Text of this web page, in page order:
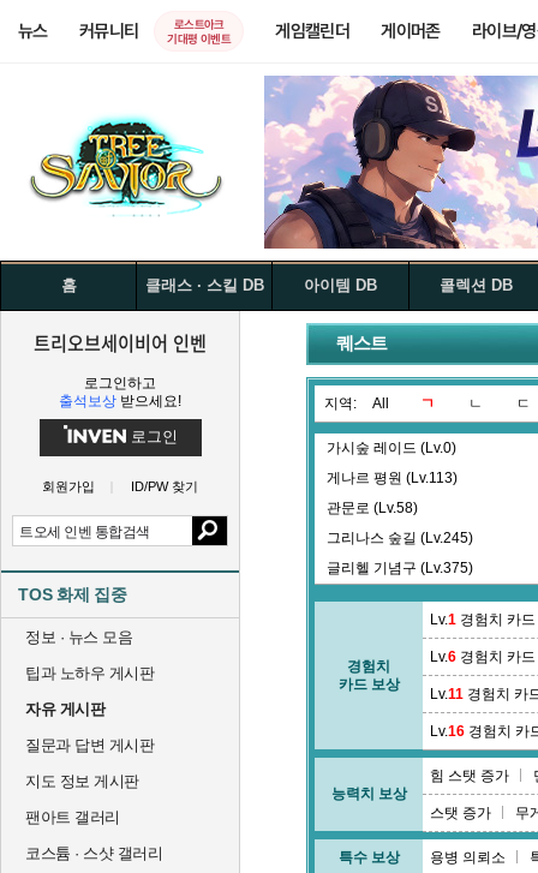
뉴스 커뮤니티
로스트아크
기대평 이벤트
게임캘린더 게이머존 라이브/
홈 클래스 · 스킬 DB 아이템 DB 콜렉션 DB
트리오브세이비어 인벤
로그인하고
출석보상 받으세요!
로그인
회원가입 ID/PW 찾기
TOS 화제 집중
정보 · 뉴스 모음
팁과 노하우 게시판
자유 게시판
질문과 답변 게시판
지도 정보 게시판
팬아트 갤러리
코스튬 · 스샷 갤러리
퀘스트
지역: All ㄱ ㄴ ㄷ
가시숲 레이드 (Lv.0)
게나르 평원 (Lv.113)
관문로 (Lv.58)
그리나스 숲길 (Lv.245)
글리헬 기념구 (Lv.375)
긴다리 계곡 (Lv.64)
경험치
카드 보상
Lv.1 경험치 카드
Lv.6 경험치 카드
Lv.11 경험치 카
Lv.16 경험치 카
능력치 보상
힘 스탯 증가
스탯 증가 무
특수 보상 용병 의뢰소